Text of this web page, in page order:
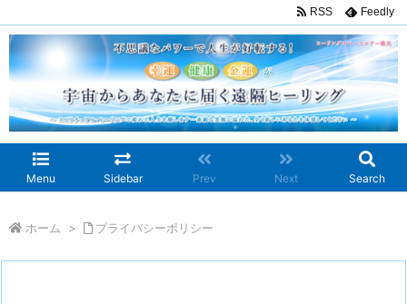
Menu Sidebar Prev Next Search
RSS Feedly
ホーム > プライバシーポリシー